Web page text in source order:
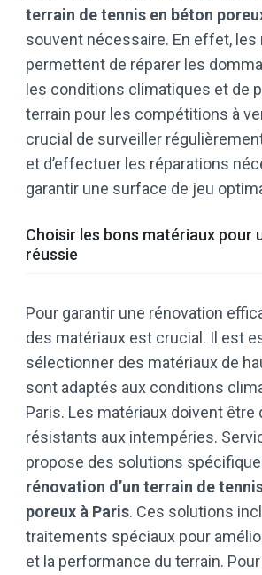
terrain de tennis en béton
souvent nécessaire. En effet, les
permettent de réparer les
les conditions climatiques et de
terrain pour les compétitions à
crucial de surveiller
et d’effectuer les réparations
garantir une surface de jeu
Choisir les bons matériaux pour
réussie
Pour garantir une rénovation
des matériaux est crucial. Il est
sélectionner des matériaux de
sont adaptés aux conditions
Paris. Les matériaux doivent être
résistants aux intempéries.
propose des solutions
rénovation d’un terrain de
poreux à Paris. Ces solutions
traitements spéciaux pour
et la performance du terrain.